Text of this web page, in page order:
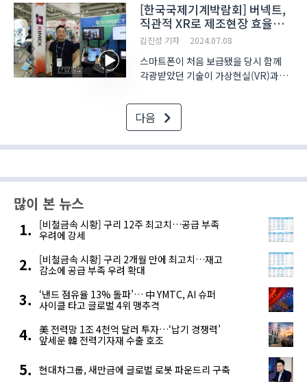
2024’에서 최신 G12R/G12 시리즈를
공개했다. Tongwei Solar가 이번
전시회에서 선보인 G12 시리즈 THC-
1..
[한국국제기계박람회] 버넥트,
직관적 XR로 제조현장 효율
높인다
김진성 기자 2024.07.08
스마트폰이 처음 보급됐을 당시 함께
각광받았던 기술이 가상현실(VR)과
이미지화를 넘어 가상의 공간이나
이미지를 보여주거나, 현실의 시점과
IT기술로 만든 이미지를 제공하면서
이를 제조현장에 적용하고자 하는
다음
많이 본 뉴스
[비철금속 시황] 구리 12주 최고치…공급 부족
우려에 강세
[비철금속 시황] 구리 2개월 만에 최고치…재고
감소에 공급 부족 우려 확대
‘낸드 점유율 13% 돌파’… 中 YMTC, AI 슈퍼
사이클 타고 글로벌 4위 맹추격
美 전력망 1조 4천억 달러 투자…‘납기 경쟁력’
앞세운 韓 전력기자재 수출 호조
현대차그룹, 새만금에 글로벌 로봇 파운드리 구축